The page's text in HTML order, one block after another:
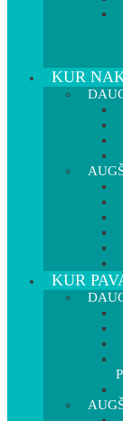
KUR
KUR